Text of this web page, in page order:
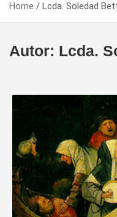
Home Lcda. Soledad
Autor: Lcda.